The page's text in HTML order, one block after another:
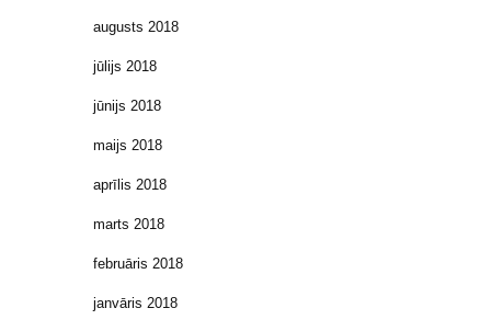
augusts 2018
jūlijs 2018
jūnijs 2018
maijs 2018
aprīlis 2018
marts 2018
februāris 2018
janvāris 2018